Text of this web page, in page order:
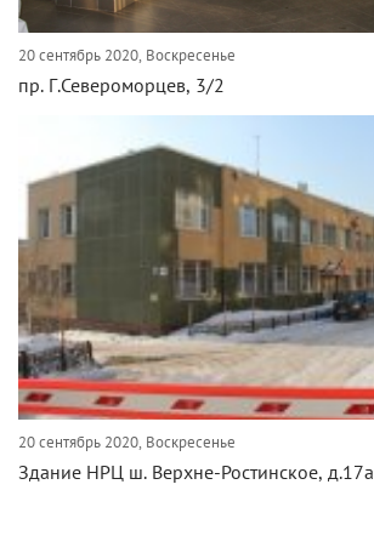
20 сентябрь 2020, Воскресенье
пр. Г.Североморцев, 3/2
20 сентябрь 2020, Воскресенье
Здание НРЦ ш. Верхне-Ростинское, д.17а